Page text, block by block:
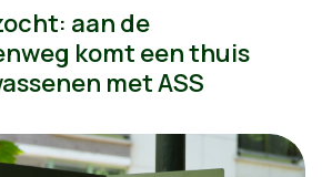
aan de
komt een thuis
met ASS